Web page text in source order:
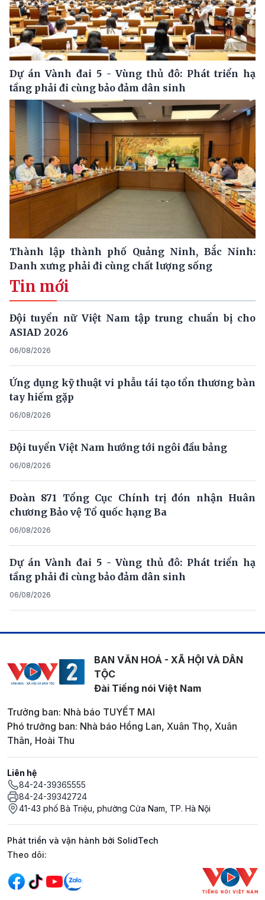
Dự án Vành đai 5 - Vùng thủ đô: Phát triển hạ
tầng phải đi cùng bảo đảm dân sinh
Thành lập thành phố Quảng Ninh, Bắc Ninh:
Danh xưng phải đi cùng chất lượng sống
Tin mới
Đội tuyển nữ Việt Nam tập trung chuẩn bị cho
ASIAD 2026
06/08/2026
Ứng dụng kỹ thuật vi phẫu tái tạo tổn thương bàn
tay hiếm gặp
06/08/2026
Đội tuyển Việt Nam hướng tới ngôi đầu bảng
06/08/2026
Đoàn 871 Tổng Cục Chính trị đón nhận Huân
chương Bảo vệ Tổ quốc hạng Ba
06/08/2026
Dự án Vành đai 5 - Vùng thủ đô: Phát triển hạ
tầng phải đi cùng bảo đảm dân sinh
06/08/2026
BAN VĂN HOÁ - XÃ HỘI VÀ DÂN
TỘC
Đài Tiếng nói Việt Nam
Trưởng ban: Nhà báo TUYẾT MAI
Phó trưởng ban: Nhà báo Hồng Lan, Xuân Thọ, Xuân
Thân, Hoài Thu
Liên hệ
84-24-39365555
84-24-39342724
41-43 phố Bà Triệu, phường Cửa Nam, TP. Hà Nội
Phát triển và vận hành bởi SolidTech
Mạng xã hội
Theo dõi: